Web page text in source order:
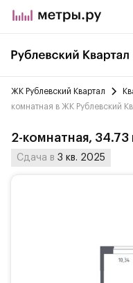
ЖК Рублевский Квартал
комнатная в ЖК Рублевский
2-комнатная, 34.73
Сдача в 3 кв. 2025